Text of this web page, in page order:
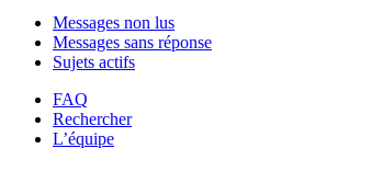
Messages non lus
Messages sans réponse
Sujets actifs
FAQ
Rechercher
L’équipe